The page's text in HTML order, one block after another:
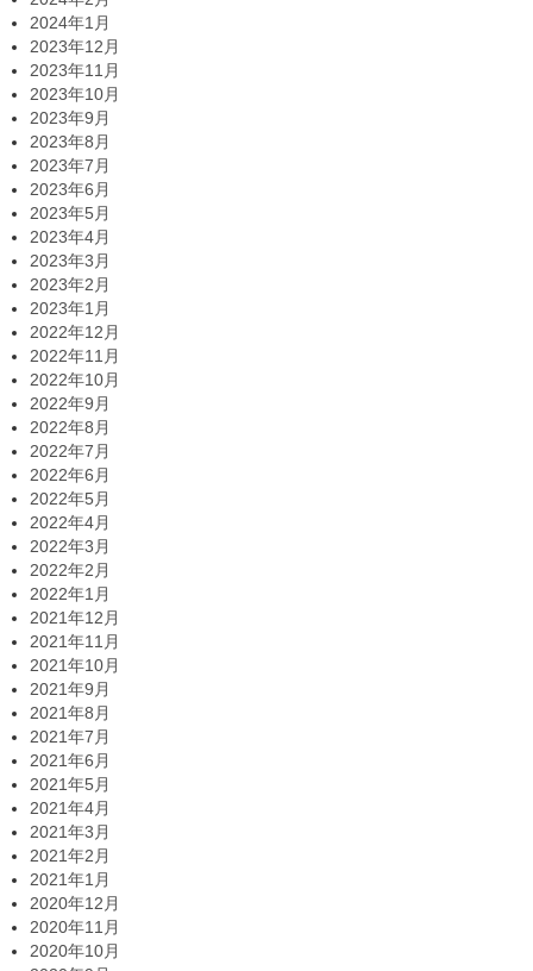
2024年1月
2023年12月
2023年11月
2023年10月
2023年9月
2023年8月
2023年7月
2023年6月
2023年5月
2023年4月
2023年3月
2023年2月
2023年1月
2022年12月
2022年11月
2022年10月
2022年9月
2022年8月
2022年7月
2022年6月
2022年5月
2022年4月
2022年3月
2022年2月
2022年1月
2021年12月
2021年11月
2021年10月
2021年9月
2021年8月
2021年7月
2021年6月
2021年5月
2021年4月
2021年3月
2021年2月
2021年1月
2020年12月
2020年11月
2020年10月